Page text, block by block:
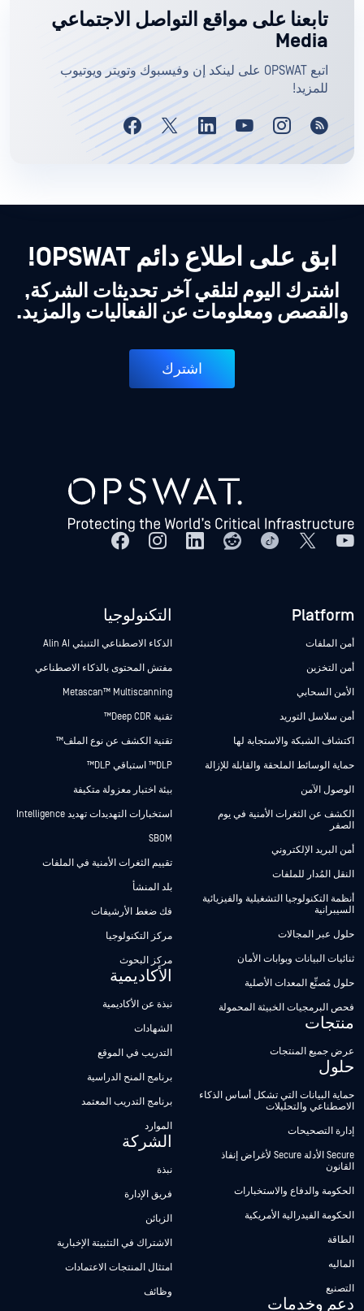
تابعنا على مواقع التواصل الاجتماعي
Media
اتبع OPSWAT على لينكد إن وفيسبوك وتويتر ويوتيوب
للمزيد!
ابق على اطلاع دائم OPSWAT!
اشترك اليوم لتلقي آخر تحديثات الشركة,
والقصص ومعلومات عن الفعاليات والمزيد.
اشترك
Platform
أمن الملفات
أمن التخزين
الأمن السحابي
أمن سلاسل التوريد
اكتشاف الشبكة والاستجابة لها
حماية الوسائط الملحقة والقابلة للإزالة
الوصول الآمن
الكشف عن الثغرات الأمنية في يوم
الصفر
أمن البريد الإلكتروني
النقل المُدار للملفات
أنظمة التكنولوجيا التشغيلية والفيزيائية
السيبرانية
حلول عبر المجالات
ثنائيات البيانات وبوابات الأمان
حلول مُصنِّع المعدات الأصلية
فحص البرمجيات الخبيثة المحمولة
منتجات
عرض جميع المنتجات
حلول
حماية البيانات التي تشكل أساس الذكاء
الاصطناعي والتحليلات
إدارة التصحيحات
Secure الأدلة Secure لأغراض إنفاذ
القانون
الحكومة والدفاع والاستخبارات
الحكومة الفيدرالية الأمريكية
الطاقة
الماليه
التصنيع
دعم وخدمات
التكنولوجيا
الذكاء الاصطناعي التنبئي Alin AI
مفتش المحتوى بالذكاء الاصطناعي
Metascan™ Multiscanning
تقنية Deep CDR™
تقنية الكشف عن نوع الملف™
DLP™ استباقي DLP™
بيئة اختبار معزولة متكيفة
استخبارات التهديدات تهديد Intelligence
SBOM
تقييم الثغرات الأمنية في الملفات
بلد المنشأ
فك ضغط الأرشيفات
مركز التكنولوجيا
مركز البحوث
الأكاديمية
نبذة عن الأكاديمية
الشهادات
التدريب في الموقع
برنامج المنح الدراسية
برنامج التدريب المعتمد
الموارد
الشركة
نبذة
فريق الإدارة
الزبائن
الاشتراك في التثبيتة الإخبارية
امتثال المنتجات الاعتمادات
وظائف